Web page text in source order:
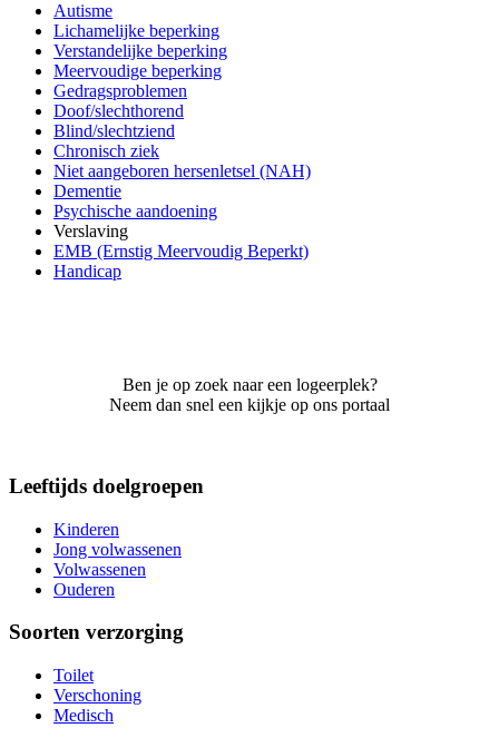
Autisme
Lichamelijke beperking
Verstandelijke beperking
Meervoudige beperking
Gedragsproblemen
Doof/slechthorend
Blind/slechtziend
Chronisch ziek
Niet aangeboren hersenletsel (NAH)
Dementie
Psychische aandoening
Verslaving
EMB (Ernstig Meervoudig Beperkt)
Handicap
Ben je op zoek naar een logeerplek?
Neem dan snel een kijkje op ons portaal
Leeftijds doelgroepen
Kinderen
Jong volwassenen
Volwassenen
Ouderen
Soorten verzorging
Toilet
Verschoning
Medisch